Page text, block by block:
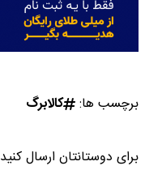
برچسب ها: کالابرگ
برای دوستانتان ارسال کنید